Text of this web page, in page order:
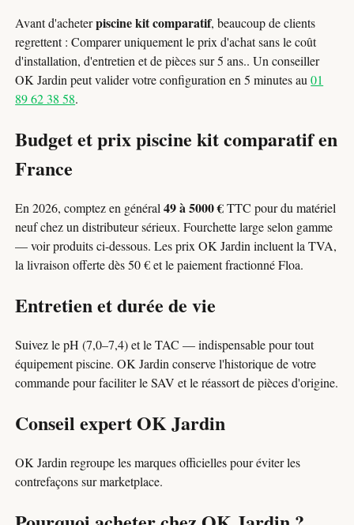
Avant d'acheterpiscine kit comparatif, beaucoup de clients
regrettent : Comparer uniquement le prix d'achat sans le coût
d'installation, d'entretien et de pièces sur 5 ans.. Un conseiller
OK Jardin peut valider votre configuration en 5 minutes au01
89 62 38 58.
Budget et prix piscine kit comparatif en
France
En 2026, comptez en général49 à 5000 €TTC pour du matériel
neuf chez un distributeur sérieux. Fourchette large selon gamme
— voir produits ci-dessous. Les prix OK Jardin incluent la TVA,
la livraison offerte dès 50 € et le paiement fractionné Floa.
Entretien et durée de vie
Suivez le pH (7,0–7,4) et le TAC — indispensable pour tout
équipement piscine. OK Jardin conserve l'historique de votre
commande pour faciliter le SAV et le réassort de pièces d'origine.
Conseil expert OK Jardin
OK Jardin regroupe les marques officielles pour éviter les
contrefaçons sur marketplace.